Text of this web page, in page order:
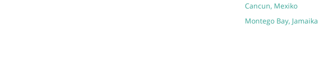
Cancun, Mexiko
Montego Bay, Jamaika